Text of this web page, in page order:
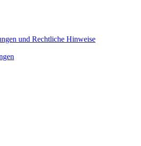
und Rechtliche Hinweise